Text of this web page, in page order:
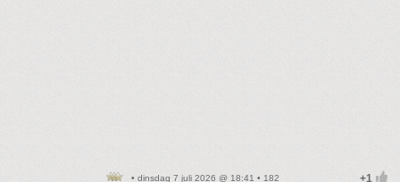
• dinsdag 7 juli 2026 @ 18:41 • 182